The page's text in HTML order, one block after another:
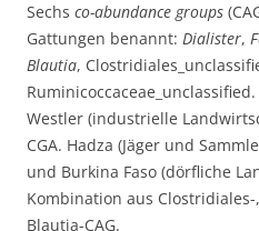
Sechs co-abundance groups
Gattungen benannt: Dialister,
Blautia,
Westler (industrielle
CGA. Hadza (Jäger und
und Burkina Faso (dörfliche
Kombination aus
Blautia-CAG.